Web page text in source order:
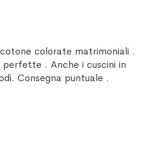
colorate matrimoniali .
. Anche i cuscini in
Consegna puntuale .